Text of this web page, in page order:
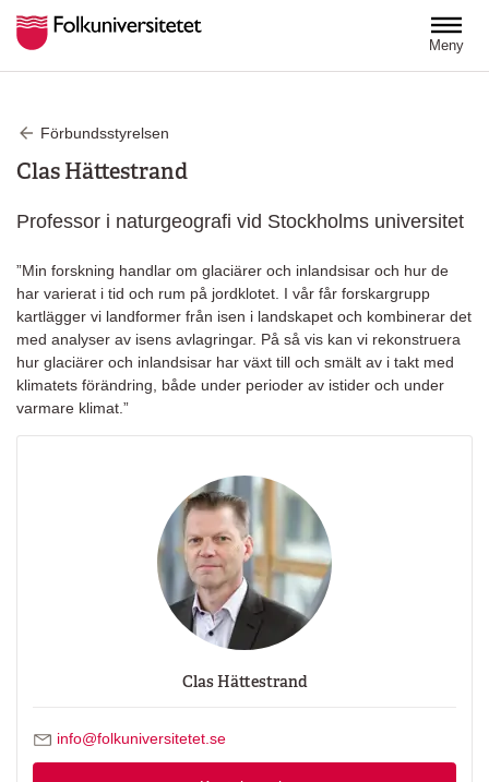
Meny
Förbundsstyrelsen
Clas Hättestrand
Professor i naturgeografi vid Stockholms universitet
”Min forskning handlar om glaciärer och inlandsisar och hur de
har varierat i tid och rum på jordklotet. I vår får forskargrupp
kartlägger vi landformer från isen i landskapet och kombinerar det
med analyser av isens avlagringar. På så vis kan vi rekonstruera
hur glaciärer och inlandsisar har växt till och smält av i takt med
klimatets förändring, både under perioder av istider och under
varmare klimat.”
Clas Hättestrand
Skicka mejl till Clas Hättestrand
info@folkuniversitetet.se